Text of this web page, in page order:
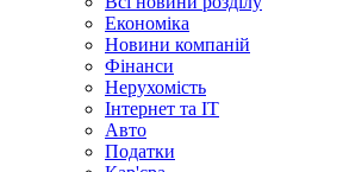
Економіка
Новини компаній
Фінанси
Нерухомість
Інтернет та IT
Авто
Податки